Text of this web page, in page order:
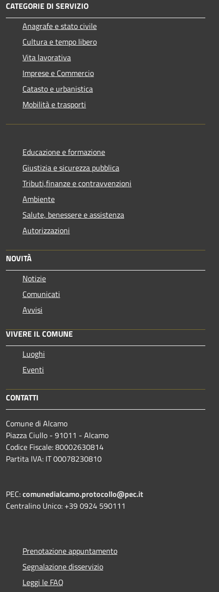
CATEGORIE DI SERVIZIO
Anagrafe e stato civile
Cultura e tempo libero
Vita lavorativa
Imprese e Commercio
Catasto e urbanistica
Mobilità e trasporti
Educazione e formazione
Giustizia e sicurezza pubblica
Tributi,finanze e contravvenzioni
Ambiente
Salute, benessere e assistenza
Autorizzazioni
NOVITÀ
Notizie
Comunicati
Avvisi
VIVERE IL COMUNE
Luoghi
Eventi
CONTATTI
Comune di Alcamo
Piazza Ciullo - 91011 - Alcamo
Codice Fiscale: 80002630814
Partita IVA: IT 00078230810
PEC:comunedialcamo.protocollo@pec.it
Centralino Unico: +39 0924 590111
Prenotazione appuntamento
Segnalazione disservizio
Leggi le FAQ